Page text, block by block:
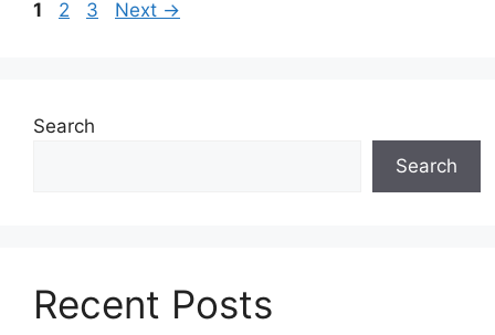
Page
1 Page
2 Page
3 Next →
Search
Search
Recent Posts